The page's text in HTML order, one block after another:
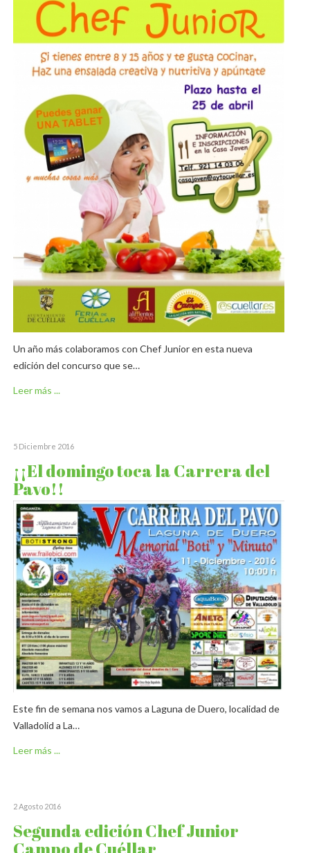
Un año más colaboramos con Chef Junior en esta nueva
edición del concurso que se…
Leer más ...
5 Diciembre 2016
¡¡El domingo toca la Carrera del
Pavo!!
Este fin de semana nos vamos a Laguna de Duero, localidad de
Valladolid a La…
Leer más ...
2 Agosto 2016
Segunda edición Chef Junior